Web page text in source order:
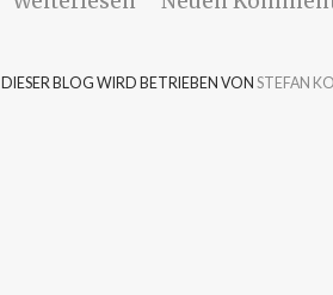
DIESER BLOG WIRD BETRIEBEN VON STEFAN